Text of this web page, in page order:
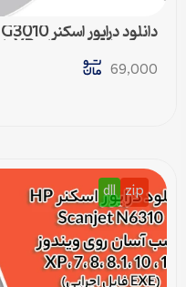
سریع برای ویندوزهای XP تا 11
69,000
zip
dll